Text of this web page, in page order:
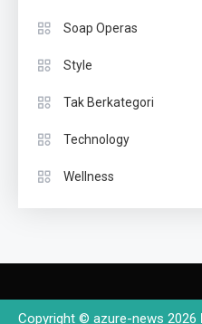
Soap Operas
Style
Tak Berkategori
Technology
Wellness
Copyright © azure-news 2026